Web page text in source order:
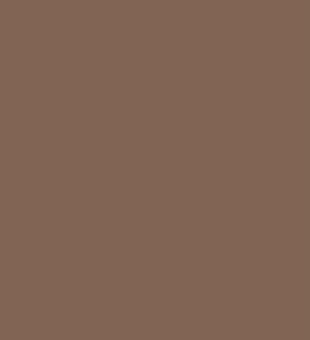
besoins d’ajustements
Options de
Le verre et la céramique
une facilité d’entretien.
métal se combine avec des
effet contrasté. Ces
d’Italie, garantissent une
combinaison de bois et de
visuel sans alourdir la